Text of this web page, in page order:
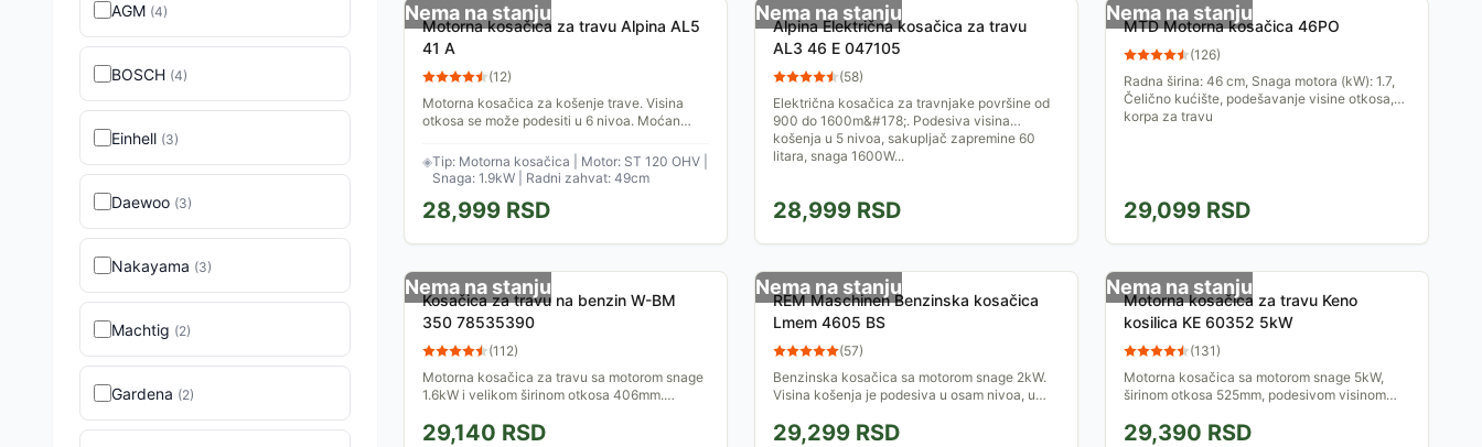
AGM (4)
BOSCH (4)
Einhell (3)
Daewoo (3)
Nakayama (3)
Machtig (2)
Gardena (2)
Nema na stanju
Motorna kosačica za travu Alpina AL5
41 A
(12)
Motorna kosačica za košenje trave. Visina
otkosa se može podesiti u 6 nivoa. Moćan
49cm. Pokošena trava...
◈Tip: Motorna kosačica | Motor: ST 120 OHV |
Snaga: 1.9kW | Radni zahvat: 49cm
28,999 RSD
Nema na stanju
Alpina Električna kosačica za travu
AL3 46 E 047105
(58)
Električna kosačica za travnjake površine od
900 do 1600m&#178;. Podesiva visina
košenja u 5 nivoa, sakupljač zapremine 60
litara, snaga 1600W...
28,999 RSD
Nema na stanju
MTD Motorna kosačica 46PO
(126)
Radna širina: 46 cm, Snaga motora (kW): 1.7,
Čelično kućište, podešavanje visine otkosa,
korpa za travu
29,099 RSD
Nema na stanju
Kosačica za travu na benzin W-BM
350 78535390
(112)
Motorna kosačica za travu sa motorom snage
1.6kW i velikom širinom otkosa 406mm.
gorivo koristi bezolovni...
29,140 RSD
Nema na stanju
REM Maschinen Benzinska kosačica
Lmem 4605 BS
(57)
Benzinska kosačica sa motorom snage 2kW.
Visina košenja je podesiva u osam nivoa, u
29,299 RSD
Nema na stanju
Motorna kosačica za travu Keno
kosilica KE 60352 5kW
(131)
Motorna kosačica sa motorom snage 5kW,
širinom otkosa 525mm, podesivom visinom
60 litara.
29,390 RSD